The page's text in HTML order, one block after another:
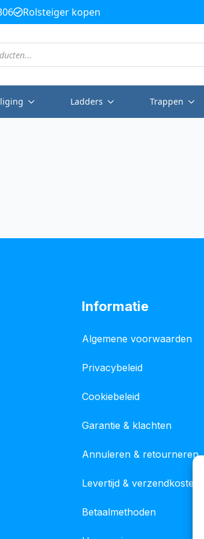
Rolsteiger kopen
Ladders Trappen
Informatie
Algemene voorwaarden
Privacybeleid
Cookiebeleid
Garantie & klachten
Annuleren & retourneren
Levertijd & verzendkosten
Betaalmethoden